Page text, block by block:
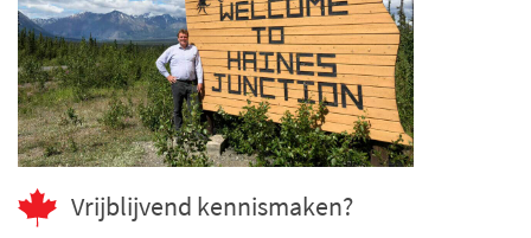
Vrijblijvend kennismaken?